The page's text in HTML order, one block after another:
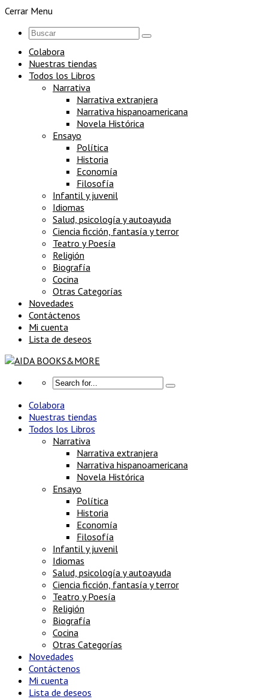
Cerrar Menu
Colabora
Nuestras tiendas
Todos los Libros
Narrativa
Narrativa extranjera
Narrativa hispanoamericana
Novela Histórica
Ensayo
Política
Historia
Economía
Filosofía
Infantil y juvenil
Idiomas
Salud, psicología y autoayuda
Ciencia ficción, fantasía y terror
Teatro y Poesía
Religión
Biografía
Cocina
Otras Categorías
Novedades
Contáctenos
Mi cuenta
Lista de deseos
Colabora
Nuestras tiendas
Todos los Libros
Narrativa
Narrativa extranjera
Narrativa hispanoamericana
Novela Histórica
Ensayo
Política
Historia
Economía
Filosofía
Infantil y juvenil
Idiomas
Salud, psicología y autoayuda
Ciencia ficción, fantasía y terror
Teatro y Poesía
Religión
Biografía
Cocina
Otras Categorías
Novedades
Contáctenos
Mi cuenta
Lista de deseos